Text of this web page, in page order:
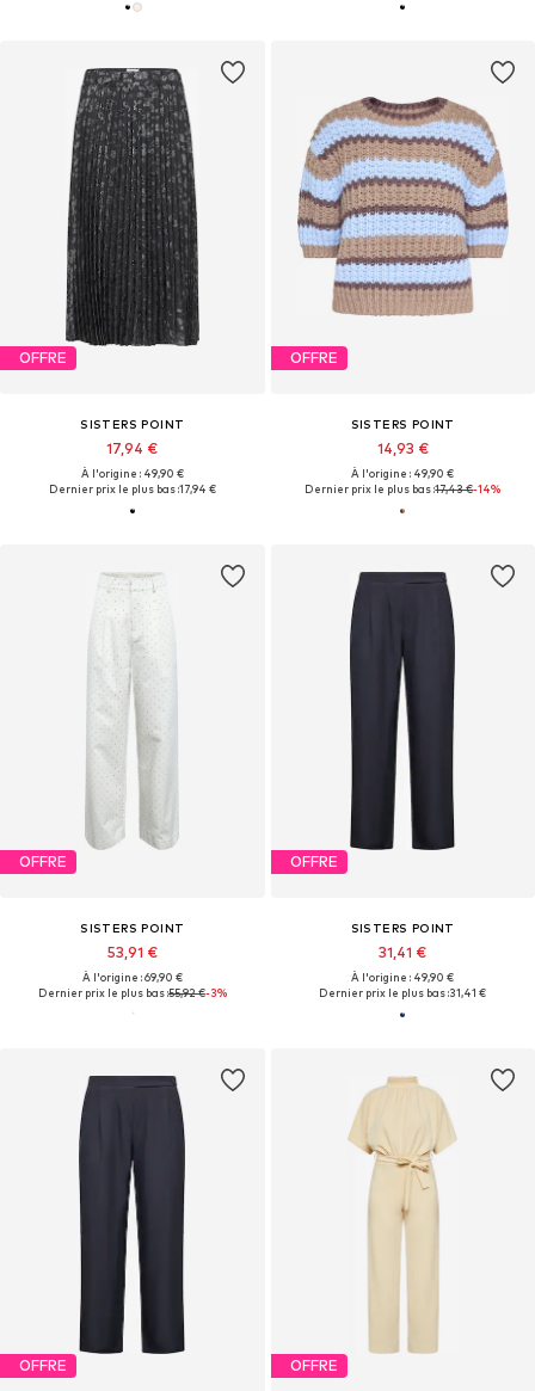
OFFRE
SISTERS POINT
17,94 €
À l'origine : 49,90 €
Dernier prix le plus bas :17,94 €
OFFRE
SISTERS POINT
14,93 €
À l'origine : 49,90 €
Dernier prix le plus bas :17,43 €-14%
OFFRE
SISTERS POINT
53,91 €
À l'origine : 69,90 €
Dernier prix le plus bas :55,92 €-3%
OFFRE
SISTERS POINT
31,41 €
À l'origine : 49,90 €
Dernier prix le plus bas :31,41 €
OFFRE OFFRE